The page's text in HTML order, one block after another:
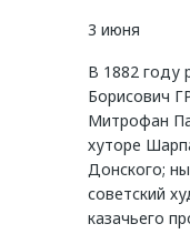
3 июня
В 1882 году
Борисович
Митрофан
хуторе
Донского;
советский
казачьего